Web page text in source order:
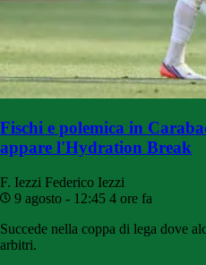
Fischi e polemica in
appare l'Hydration Break
F. Iezzi Federico Iezzi
9 agosto - 12:45 4 ore fa
Succede nella coppa di lega dove
arbitri.